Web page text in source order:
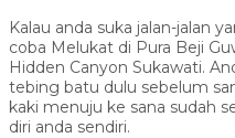
Kalau anda suka jalan-jalan
coba Melukat di Pura Beji
Hidden Canyon Sukawati.
tebing batu dulu sebelum
kaki menuju ke sana sudah
diri anda sendiri.